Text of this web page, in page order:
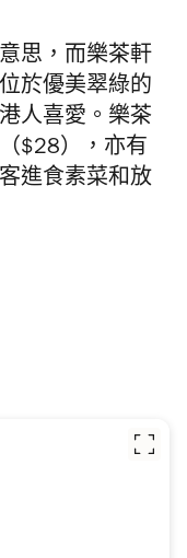
思，而樂茶軒
於優美翠綠的
人喜愛。樂茶
$28），亦有
進食素菜和放